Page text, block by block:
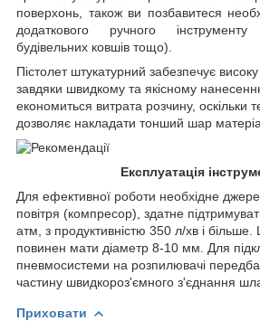
поверхонь, також ви позбавитеся
додаткового ручного
будівельних ковшів тощо).
Пістолет штукатурний забезпечує високу
завдяки швидкому та якісному
економиться витрата розчину, оскільки
дозволяє накладати тонший шар
Експлуатація
Для ефективної роботи необхідне
повітря (компресор), здатне
атм, з продуктивністю 350 л/хв і більше.
повинен мати діаметр 8-10 мм. Для
пневмосистеми на розпилювачі
частину швидкороз'ємного з'єднання
Приховати